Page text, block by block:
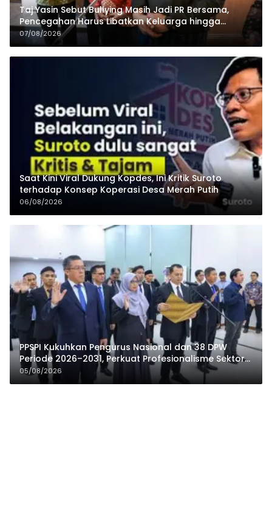
Taj Yasin Sebut Bullying Masih Jadi PR Bersama,
Pencegahan Harus Libatkan Keluarga hingga
Pesantren
07/08/2026
Saat Kini Viral Dukung Kopdes, Ini Kritik Suroto
terhadap Konsep Koperasi Desa Merah Putih
06/08/2026
PPSPI Kukuhkan Pengurus Nasional dan 38 DPW
Periode 2026–2031, Perkuat Profesionalisme Sektor
Publik
05/08/2026